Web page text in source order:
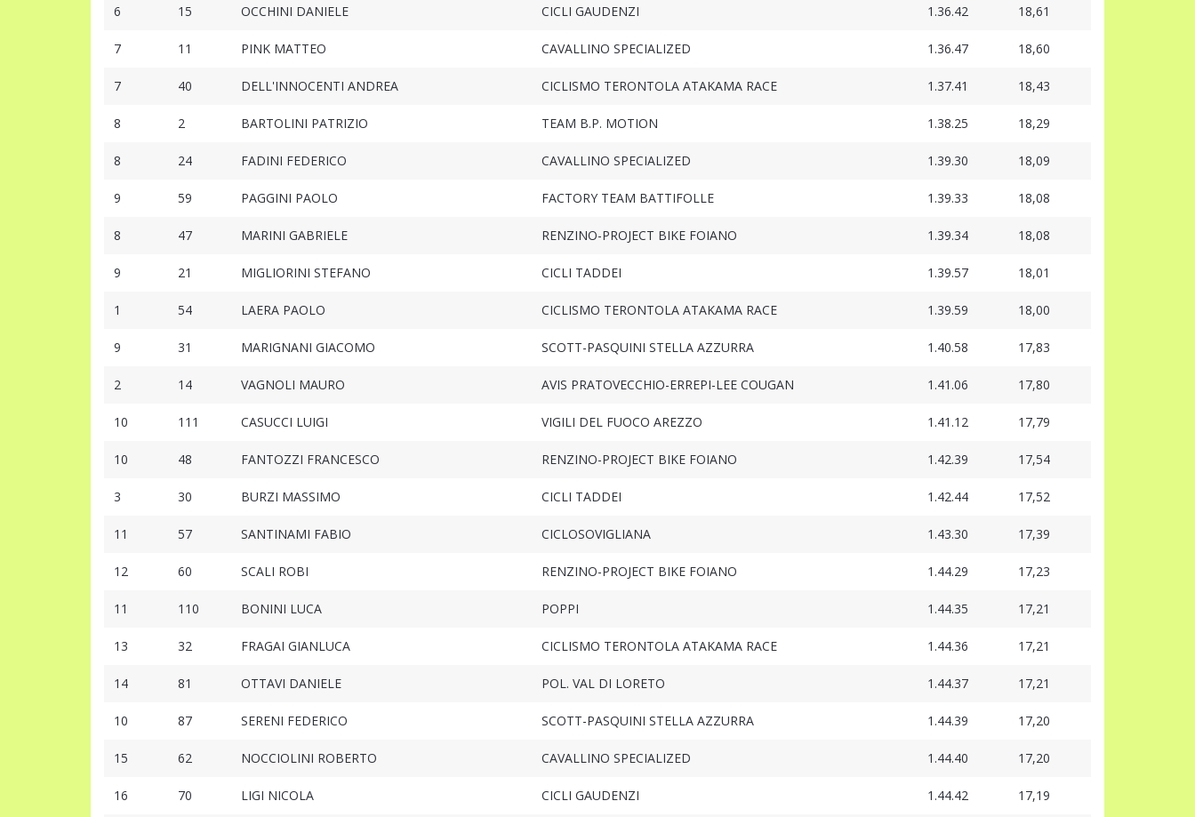
6 15 OCCHINI DANIELE CICLI GAUDENZI 1.36.42 18,61
7 11 PINK MATTEO CAVALLINO SPECIALIZED 1.36.47 18,60
7 40 DELL'INNOCENTI ANDREA CICLISMO TERONTOLA ATAKAMA RACE 1.37.41 18,43
8 2 BARTOLINI PATRIZIO TEAM B.P. MOTION 1.38.25 18,29
8 24 FADINI FEDERICO CAVALLINO SPECIALIZED 1.39.30 18,09
9 59 PAGGINI PAOLO FACTORY TEAM BATTIFOLLE 1.39.33 18,08
8 47 MARINI GABRIELE RENZINO-PROJECT BIKE FOIANO 1.39.34 18,08
9 21 MIGLIORINI STEFANO CICLI TADDEI 1.39.57 18,01
1 54 LAERA PAOLO CICLISMO TERONTOLA ATAKAMA RACE 1.39.59 18,00
9 31 MARIGNANI GIACOMO SCOTT-PASQUINI STELLA AZZURRA 1.40.58 17,83
2 14 VAGNOLI MAURO AVIS PRATOVECCHIO-ERREPI-LEE COUGAN 1.41.06 17,80
10 111 CASUCCI LUIGI VIGILI DEL FUOCO AREZZO 1.41.12 17,79
10 48 FANTOZZI FRANCESCO RENZINO-PROJECT BIKE FOIANO 1.42.39 17,54
3 30 BURZI MASSIMO CICLI TADDEI 1.42.44 17,52
11 57 SANTINAMI FABIO CICLOSOVIGLIANA 1.43.30 17,39
12 60 SCALI ROBI RENZINO-PROJECT BIKE FOIANO 1.44.29 17,23
11 110 BONINI LUCA POPPI 1.44.35 17,21
13 32 FRAGAI GIANLUCA CICLISMO TERONTOLA ATAKAMA RACE 1.44.36 17,21
14 81 OTTAVI DANIELE POL. VAL DI LORETO 1.44.37 17,21
10 87 SERENI FEDERICO SCOTT-PASQUINI STELLA AZZURRA 1.44.39 17,20
15 62 NOCCIOLINI ROBERTO CAVALLINO SPECIALIZED 1.44.40 17,20
16 70 LIGI NICOLA CICLI GAUDENZI 1.44.42 17,19